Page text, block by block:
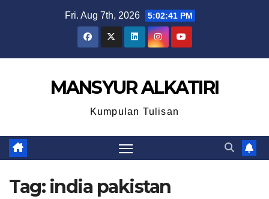
Fri. Aug 7th, 2026 5:02:42 PM
MANSYUR ALKATIRI
Kumpulan Tulisan
Tag: india pakistan